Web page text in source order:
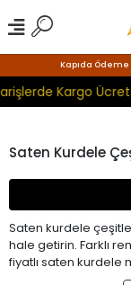
Kapıda Ödeme
Kargo
Saten Kurdele
Saten kurdele
hale getirin. Farklı
fiyatlı saten kurdele